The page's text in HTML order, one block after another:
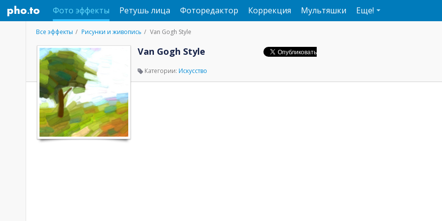
Фото эффекты Ретушь лица Фоторедактор Коррекция Мультяшки Еще!
Все эффекты Рисунки и живопись Van Gogh Style
Van Gogh Style
Категории: Искусство